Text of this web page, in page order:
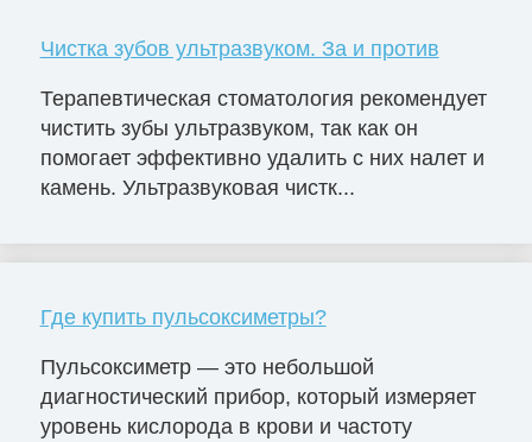
Чистка зубов ультразвуком. За и против
Терапевтическая стоматология рекомендует
чистить зубы ультразвуком, так как он
помогает эффективно удалить с них налет и
камень. Ультразвуковая чистк...
Где купить пульсоксиметры?
Пульсоксиметр — это небольшой
диагностический прибор, который измеряет
уровень кислорода в крови и частоту